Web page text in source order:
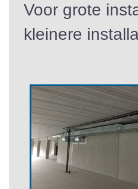
Voor grote
kleinere